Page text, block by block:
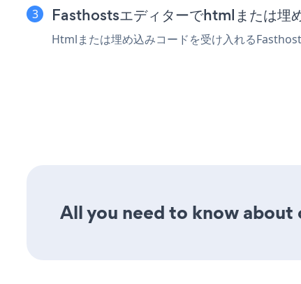
Fasthostsエディターでhtmlまたは埋
Htmlまたは埋め込みコードを受け入れる
All you need to know about